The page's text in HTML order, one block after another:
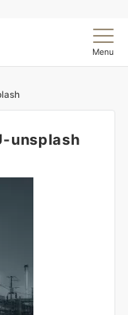
Menu
unsplash